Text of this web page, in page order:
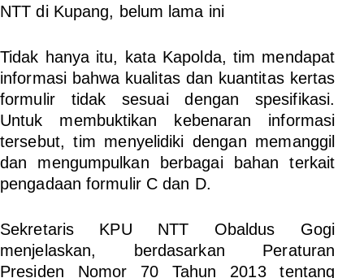
NTT di Kupang, belum lama ini
Tidak hanya itu, kata Kapolda, tim mendapat
informasi bahwa kualitas dan kuantitas kertas
formulir tidak sesuai dengan spesifikasi.
Untuk membuktikan kebenaran informasi
tersebut, tim menyelidiki dengan memanggil
dan mengumpulkan berbagai bahan terkait
pengadaan formulir C dan D.
Sekretaris KPU NTT Obaldus Gogi
menjelaskan, berdasarkan Peraturan
Presiden Nomor 70 Tahun 2013 tentang